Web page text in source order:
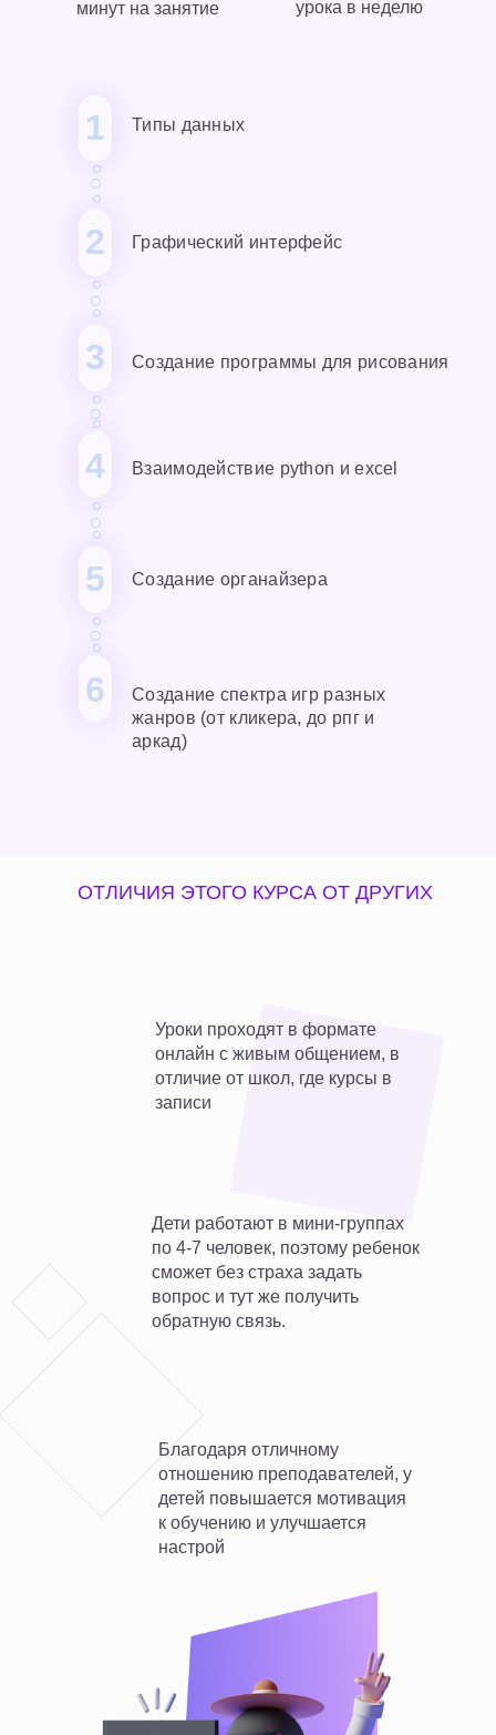
урока в неделю
Типы данных
Графический интерфейс
Создание программы для рисования
Взаимодействие python и excel
Создание органайзера
Создание спектра игр разных
жанров (от кликера, до рпг и
аркад)
1
2
3
4
5
6
минут на занятие
Уроки проходят в формате
онлайн с живым общением, в
отличие от школ, где курсы в
записи
Дети работают в мини-группах
по 4-7 человек, поэтому ребенок
сможет без страха задать
вопрос и тут же получить
обратную связь.
Благодаря отличному
отношению преподавателей, у
детей повышается мотивация
к обучению и улучшается
настрой
ОТЛИЧИЯ ЭТОГО КУРСА ОТ ДРУГИХ